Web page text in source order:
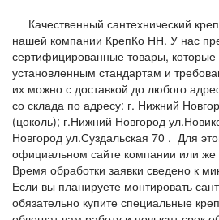
Качественный сантехнический
нашей компании КрепКо НН. У нас
сертифицированные товары, которые
установленным стандартам и
их можно с доставкой до любого
со склада по адресу: г. Нижний
(цоколь); г.Нижний Новгород
Новгород ул.Суздальская 70 . Для
официальном сайте компании или
Время обработки заявки сведено к
Если вы планируете монтировать
обязательно купите специальные